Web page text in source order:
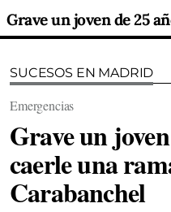
SUCESOS EN MADRID
Emergencias
Grave un
caerle una
Carabanchel